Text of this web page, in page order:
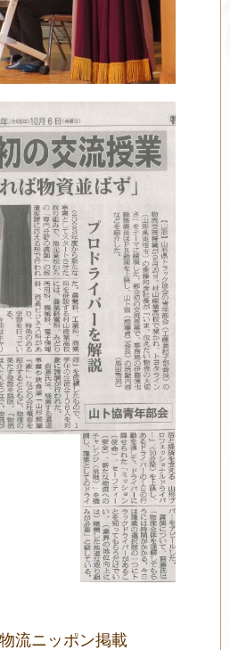
流ニッポン掲載